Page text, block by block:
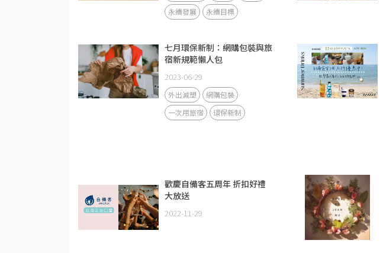
永續發展
永續目標
七月環保新制：網購包裝與旅
宿新規範懶人包
2023-06-29
外出減塑
網購包裝
一次用旅宿
環保新制
歡慶自備客五周年 折扣好禮
大放送
2022-11-29